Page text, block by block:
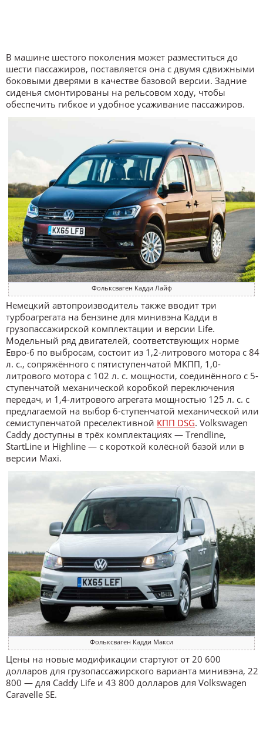
В машине шестого поколения может разместиться до
шести пассажиров, поставляется она с двумя сдвижными
боковыми дверями в качестве базовой версии. Задние
сиденья смонтированы на рельсовом ходу, чтобы
обеспечить гибкое и удобное усаживание пассажиров.
Фольксваген Кадди Лайф
Немецкий автопроизводитель также вводит три
турбоагрегата на бензине для минивэна Кадди в
грузопассажирской комплектации и версии Life.
Модельный ряд двигателей, соответствующих норме
Евро-6 по выбросам, состоит из 1,2-литрового мотора с 84
л. с., сопряжённого с пятиступенчатой МКПП, 1,0-
литрового мотора с 102 л. с. мощности, соединённого с 5-
ступенчатой механической коробкой переключения
передач, и 1,4-литрового агрегата мощностью 125 л. с. с
предлагаемой на выбор 6-ступенчатой механической или
семиступенчатой преселективной КПП DSG. Volkswagen
Caddy доступны в трёх комплектациях — Trendline,
StartLine и Highline — с короткой колёсной базой или в
версии Maxi.
Фольксваген Кадди Макси
Цены на новые модификации стартуют от 20 600
долларов для грузопассажирского варианта минивэна, 22
800 — для Caddy Life и 43 800 долларов для Volkswagen
Caravelle SE.